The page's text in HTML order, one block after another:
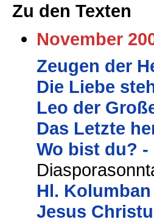
Zu den Texten
November
Zeugen der
Die Liebe
Leo der
Das Letzte
Wo bist du?
Hl.
Jesus